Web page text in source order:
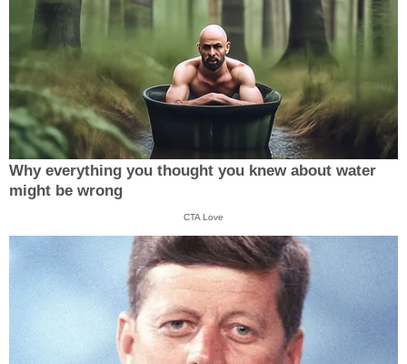
Why everything you thought you knew about water
might be wrong
CTA Love